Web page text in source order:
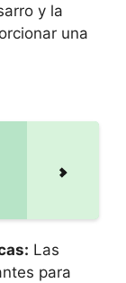
y la
una
Las
para